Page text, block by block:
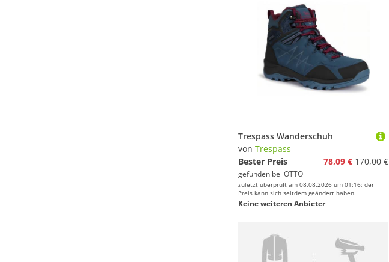
Trespass Wanderschuh
von Trespass
Bester Preis
78,09 € 170,00 €
gefunden bei OTTO
zuletzt überprüft am 08.08.2026 um 01:16; der
Preis kann sich seitdem geändert haben.
Keine weiteren Anbieter